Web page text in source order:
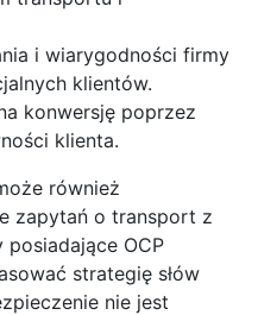
i wiarygodności firmy
klientów.
konwersję poprzez
klienta.
również
zapytań o transport z
OCP
strategię słów
nie jest